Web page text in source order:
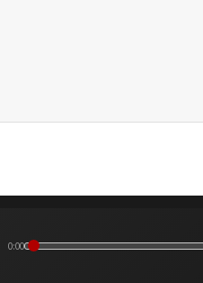
0:00